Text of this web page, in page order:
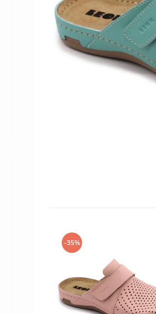
Női nyitott papucs - DOSS
Női szandál - DOSS
Férfi nyitott papucs - DOSS
Házi papucs - DOSS
PIUMETTA - gördülő talpú lábbeli
NYARI FÉRFI LÁBBELI KOLLEKCIÓ
GYEREK SZANDÁL ÉS PAPUCS
STERILIZÁLHATÓ KLUMPA
TÉLI GYAPJÚ PAPUCSOK - női és
-35%